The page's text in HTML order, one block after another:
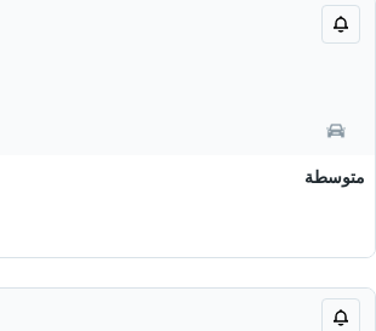
متوسطة